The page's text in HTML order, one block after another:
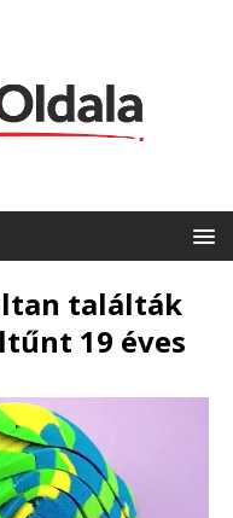
találták
19 éves